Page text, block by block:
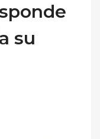
su